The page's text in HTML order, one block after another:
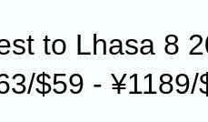
to Lhasa 8
$59 - ¥1189/